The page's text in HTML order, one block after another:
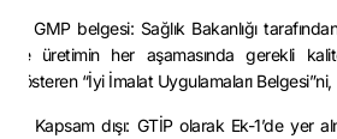
g) GMP belgesi: Sağlık Bakanlığı
ve üretimin her aşamasında gerekli
gösteren “İyi İmalat Uygulamaları Belgesi”ni,
ğ) Kapsam dışı: GTİP olarak Ek-1’de yer